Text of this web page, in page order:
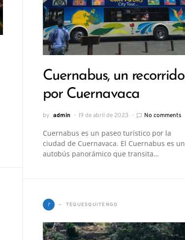
Cuernabus, un recorrido
por Cuernavaca
by admin 19 de abril de 2023 No comments
Cuernabus es un paseo turístico por la
ciudad de Cuernavaca. El Cuernabus es un
autobús panorámico que transita…
T TEQUESQUITENGO